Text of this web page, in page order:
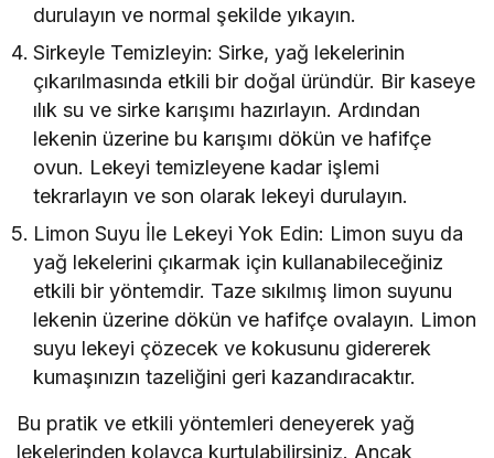
durulayın ve normal şekilde yıkayın.
Sirkeyle Temizleyin: Sirke, yağ lekelerinin
çıkarılmasında etkili bir doğal üründür. Bir kaseye
ılık su ve sirke karışımı hazırlayın. Ardından
lekenin üzerine bu karışımı dökün ve hafifçe
ovun. Lekeyi temizleyene kadar işlemi
tekrarlayın ve son olarak lekeyi durulayın.
Limon Suyu İle Lekeyi Yok Edin: Limon suyu da
yağ lekelerini çıkarmak için kullanabileceğiniz
etkili bir yöntemdir. Taze sıkılmış limon suyunu
lekenin üzerine dökün ve hafifçe ovalayın. Limon
suyu lekeyi çözecek ve kokusunu gidererek
kumaşınızın tazeliğini geri kazandıracaktır.
Bu pratik ve etkili yöntemleri deneyerek yağ
lekelerinden kolayca kurtulabilirsiniz. Ancak